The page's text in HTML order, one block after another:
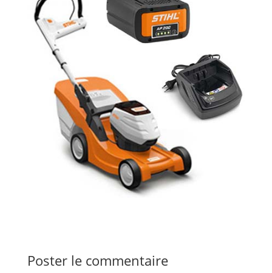
Poster le commentaire